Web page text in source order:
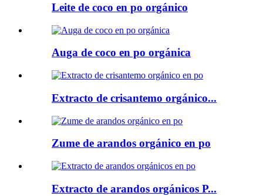
Leite de coco en po orgánico
Auga de coco en po orgánica
Extracto de crisantemo orgánico...
Zume de arandos orgánico en po
Extracto de arandos orgánicos P...